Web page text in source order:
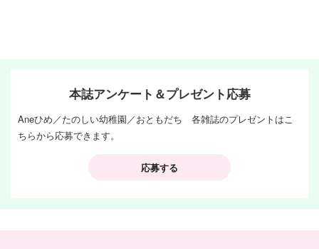
本誌アンケート＆プレゼント応募
Aneひめ／たのしい幼稚園／おともだち 各雑誌のプレゼントはこ
ちらから応募できます。
応募する